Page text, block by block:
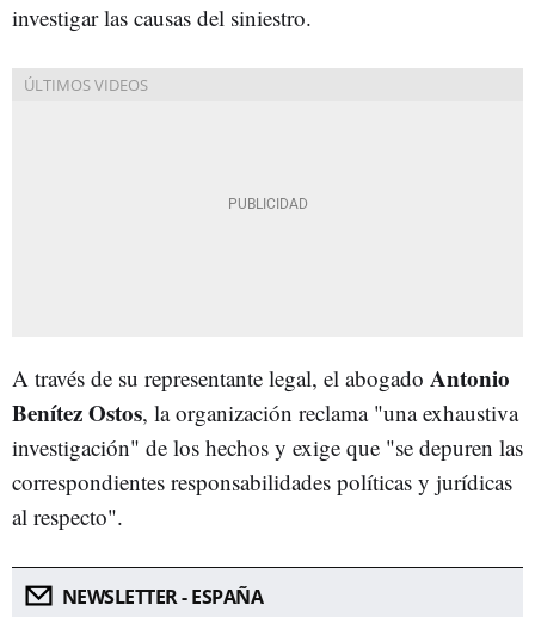
investigar las causas del siniestro.
A través de su representante legal, el abogado Antonio
Benítez Ostos, la organización reclama "una exhaustiva
investigación" de los hechos y exige que "se depuren las
correspondientes responsabilidades políticas y jurídicas
al respecto".
NEWSLETTER - ESPAÑA